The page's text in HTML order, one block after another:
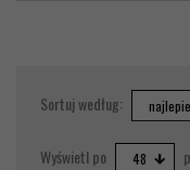
Sortuj według: sort
Wyświetl po pop48